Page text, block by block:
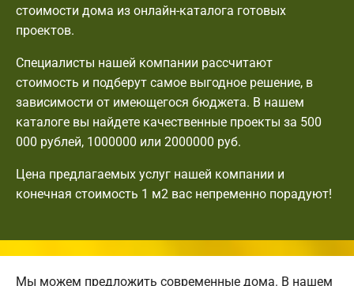
стоимости дома из онлайн-каталога готовых
проектов.
Специалисты нашей компании рассчитают
стоимость и подберут самое выгодное решение, в
зависимости от имеющегося бюджета. В нашем
каталоге вы найдете качественные проекты за 500
000 рублей, 1000000 или 2000000 руб.
Цена предлагаемых услуг нашей компании и
конечная стоимость 1 м2 вас непременно порадуют!
Мы можем предложить современные дома. В нашем